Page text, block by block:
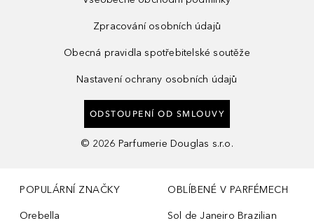
Zpracování osobních údajů
Obecná pravidla spotřebitelské soutěže
Nastavení ochrany osobních údajů
ODSTOUPENÍ OD SMLOUVY
© 2026 Parfumerie Douglas s.r.o.
POPULÁRNÍ ZNAČKY
Orebella
OBLÍBENÉ V PARFÉMECH
Sol de Janeiro Brazilian